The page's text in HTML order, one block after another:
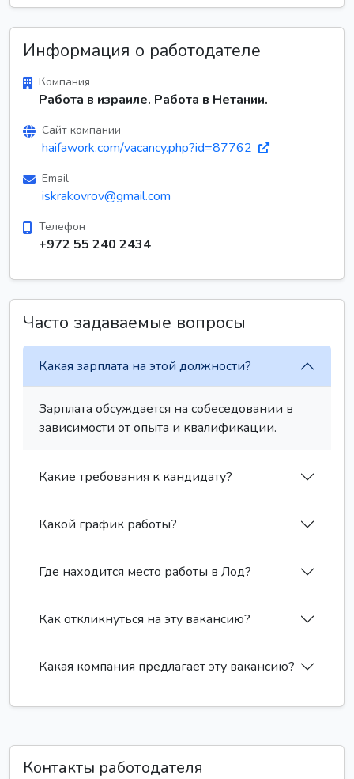
Информация о работодателе
Компания
Работа в израиле. Работа в Нетании.
Сайт компании
haifawork.com/vacancy.php?id=87762
Email
iskrakovrov@gmail.com
Телефон
+972 55 240 2434
Часто задаваемые вопросы
Какая зарплата на этой должности?
Зарплата обсуждается на собеседовании в
зависимости от опыта и квалификации.
Какие требования к кандидату?
Какой график работы?
Где находится место работы в Лод?
Как откликнуться на эту вакансию?
Какая компания предлагает эту вакансию?
Контакты работодателя